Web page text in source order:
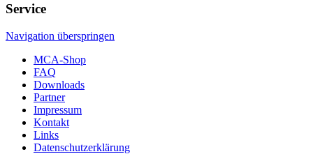
Service
Navigation überspringen
MCA-Shop
FAQ
Downloads
Partner
Impressum
Kontakt
Links
Datenschutzerklärung